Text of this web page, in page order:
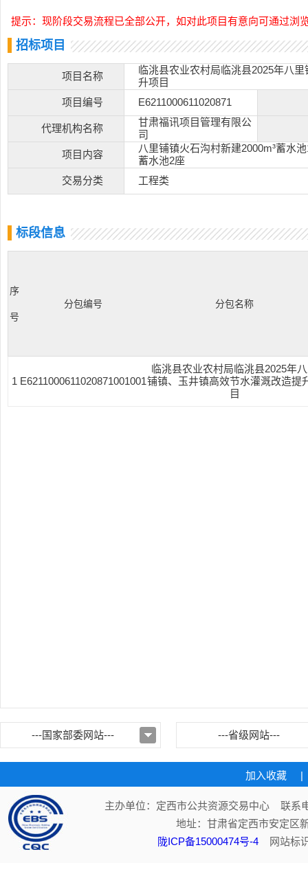
提示：现阶段交易流程已全部公开，如对此项目有意向可通过浏
招标项目
项目名称
临洮县农业农村局临洮县2025年八
升项目
项目编号
E6211000611020871
代理机构名称
甘肃福讯项目管理有限公
司
项目内容
八里铺镇火石沟村新建2000m³蓄水
蓄水池2座
交易分类
工程类
标段信息
序
号
分包编号 分包名称
1 E6211000611020871001001
临洮县农业农村局临洮县2025年
铺镇、玉井镇高效节水灌溉改造提
目
---国家部委网站--- ---省级网站---
加入收藏 |
主办单位：定西市公共资源交易中心 联系
地址：甘肃省定西市安定
陇ICP备15000474号-4 网站标